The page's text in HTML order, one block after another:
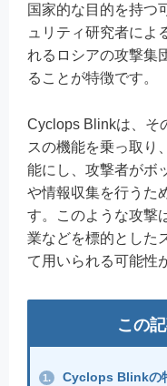
国家的な目的を持つ
ュリティ研究者によ
れるロシアの攻撃集
ることが特徴です。
Cyclops Blinkは、そ
スの機能を乗っ取り
能にし、攻撃者がボ
や情報収集を行うた
す。このような攻撃
業などを標的とした
て用いられる可能性
この
1. Cyclops Blinkの